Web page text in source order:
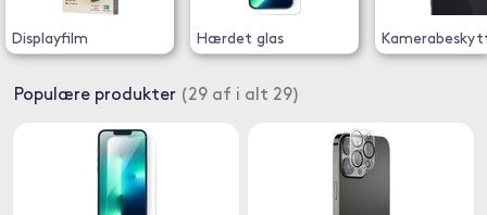
Displayfilm Hærdet glas
Populære produkter (29 af i alt 29)